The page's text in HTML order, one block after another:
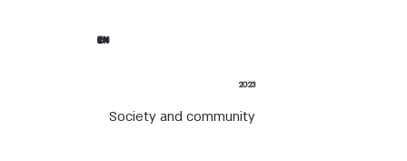
EN
2023
Society and community